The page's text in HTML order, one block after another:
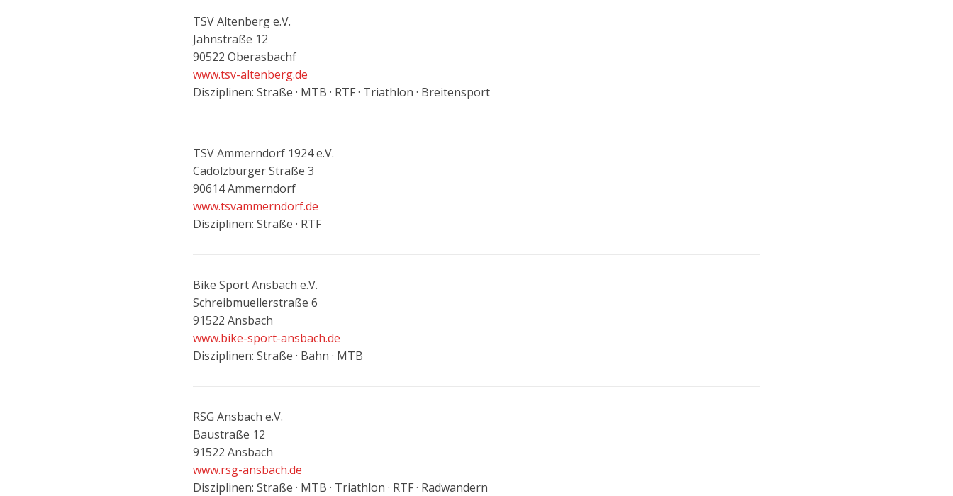
TSV Altenberg e.V.
Jahnstraße 12
90522 Oberasbachf
www.tsv-altenberg.de
Disziplinen: Straße · MTB · RTF · Triathlon · Breitensport
TSV Ammerndorf 1924 e.V.
Cadolzburger Straße 3
90614 Ammerndorf
www.tsvammerndorf.de
Disziplinen: Straße · RTF
Bike Sport Ansbach e.V.
Schreibmuellerstraße 6
91522 Ansbach
www.bike-sport-ansbach.de
Disziplinen: Straße · Bahn · MTB
RSG Ansbach e.V.
Baustraße 12
91522 Ansbach
www.rsg-ansbach.de
Disziplinen: Straße · MTB · Triathlon · RTF · Radwandern